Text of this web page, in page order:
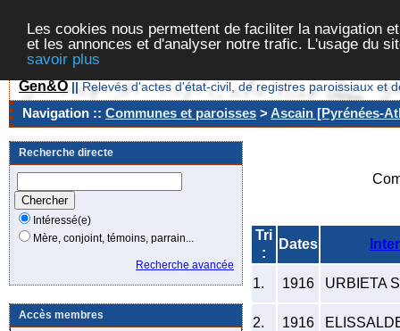
Les cookies nous permettent de faciliter la navigation
et les annonces et d'analyser notre trafic. L'usage du
savoir plus
Gen&O || Relevés d'actes d'état-civil, de registres paroissiaux et
Navigation :: Communes et paroisses >Ascain [Pyrénées-
Recherche directe
Intéressé(e)
Mère, conjoint, témoins, parrain...
Recherche avancée
Accès membres
Tri
:
Dates
1. 1916 URBIETA
2. 1916